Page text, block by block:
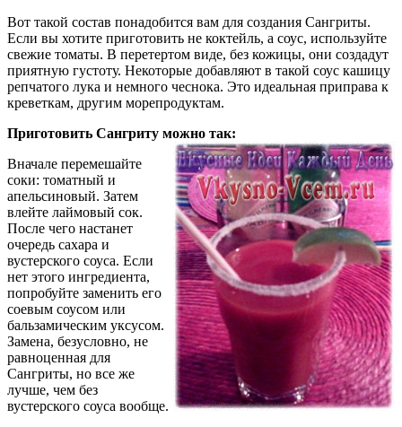
Вот такой состав понадобится вам для создания Сангриты.
Если вы хотите приготовить не коктейль, а соус, используйте
свежие томаты. В перетертом виде, без кожицы, они создадут
приятную густоту. Некоторые добавляют в такой соус кашицу
репчатого лука и немного чеснока. Это идеальная приправа к
креветкам, другим морепродуктам.
Приготовить Сангриту можно так:
Вначале перемешайте
соки: томатный и
апельсиновый. Затем
влейте лаймовый сок.
После чего настанет
очередь сахара и
вустерского соуса. Если
нет этого ингредиента,
попробуйте заменить его
соевым соусом или
бальзамическим уксусом.
Замена, безусловно, не
равноценная для
Сангриты, но все же
лучше, чем без
вустерского соуса вообще.